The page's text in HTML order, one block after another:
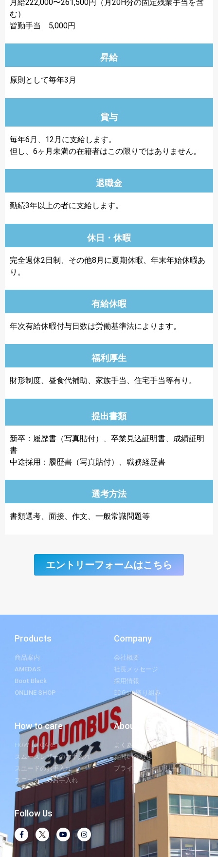
月給222,000〜261,500円（月20H分の固定残業手当を含
む）
皆勤手当 5,000円
昇給
原則として毎年3月
賞与
毎年6月、12月に支給します。
但し、6ヶ月未満の在籍者はこの限りではありません。
退職金
勤続3年以上の者に支給します。
休日・休暇
完全週休2日制、その他8月に夏期休暇、年末年始休暇あ
り。
有給休暇
年次有給休暇付与日数は労働基準法によります。
福利厚生
財形制度、昼食代補助、家族手当、住宅手当等有り。
提出書類
新卒：履歴書（写真貼付）、卒業見込証明書、成績証明
書
中途採用：履歴書（写真貼付）、職務経歴書
選考方法
書類選考、面接、作文、一般常識問題等
エントリーフォームはこちら
Products
商品案内
AMEDAS
Boot Black
ONLINE SHOP
Company
会社概要
社長メッセージ
採用情報
SDGsの取り組み
How to care
HOW TO CARE
スムースレザーのお手入れ
スエードのお手入れ
スニーカーのお手入れ
About
よくあるご質問
お問い合わせ
プライバシーポリシー
Follow Us